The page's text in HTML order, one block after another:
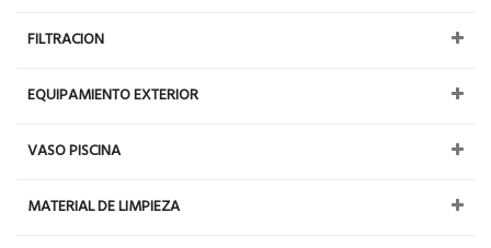
FILTRACION
EQUIPAMIENTO EXTERIOR
VASO PISCINA
MATERIAL DE LIMPIEZA